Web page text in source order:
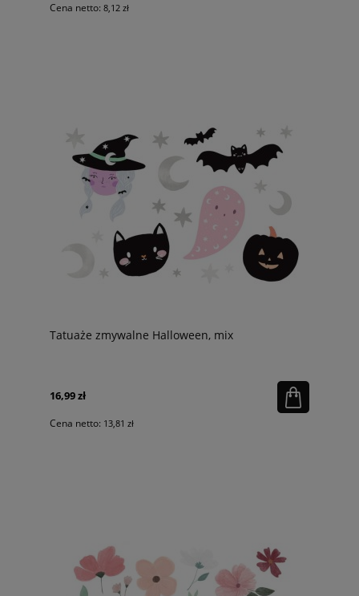
Cena netto: 8,12 zł
Tatuaże zmywalne Halloween, mix
16,99 zł
Cena netto: 13,81 zł